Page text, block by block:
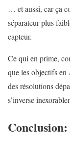
… et aussi, car ça
séparateur plus
capteur.
Ce qui en prime,
que les objectifs en
des résolutions
s’inverse
Conclusion: